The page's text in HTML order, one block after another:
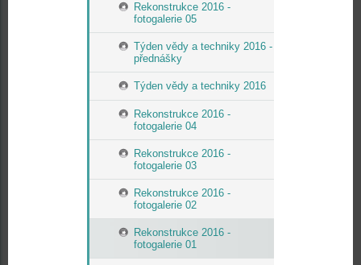
Rekonstrukce 2016 -
fotogalerie 05
Týden vědy a techniky 2016 -
přednášky
Týden vědy a techniky 2016
Rekonstrukce 2016 -
fotogalerie 04
Rekonstrukce 2016 -
fotogalerie 03
Rekonstrukce 2016 -
fotogalerie 02
Rekonstrukce 2016 -
fotogalerie 01